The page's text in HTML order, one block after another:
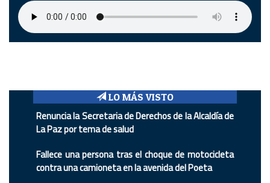
LO MÁS VISTO
Renuncia la Secretaria de Derechos de la Alcaldía de
La Paz por tema de salud
Fallece una persona tras el choque de motocicleta
contra una camioneta en la avenida del Poeta